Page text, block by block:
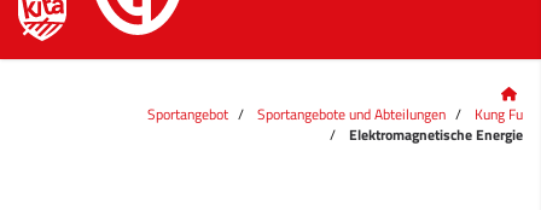
Sportangebot Sportangebote und Abteilungen
Kung Fu
Elektromagnetische Energie